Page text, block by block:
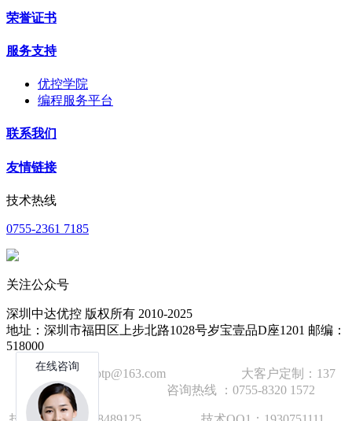
荣誉证书
服务支持
优控学院
编程服务平台
联系我们
友情链接
技术热线
0755-2361 7185
关注公众号
深圳中达优控 版权所有 2010-2025
地址：深圳市福田区上步北路1028号岁宝壹品D座1201 邮编：
518000
技术邮箱：wzbtp@163.com 大客户定制：137
1392 2586 咨询热线 ：0755-8320 1572